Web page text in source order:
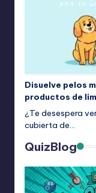
Disuelve pelos
productos de
¿Te desespera
cubierta de…
QuizBlog